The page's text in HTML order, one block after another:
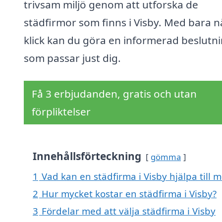
trivsam miljö genom att utforska de
städfirmor som finns i Visby. Med bara
klick kan du göra en informerad
som passar just dig.
Få 3 erbjudanden, gratis och utan
förpliktelser
Innehållsförteckning gömma
1 Vad kan en städfirma i Visby hjälpa till
2 Hur mycket kostar en städfirma i Visby?
3 Fördelar med att välja städfirma i Visby